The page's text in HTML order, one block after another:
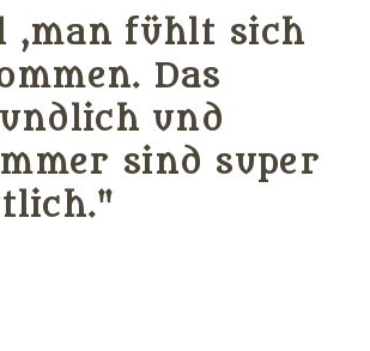
,man fühlt sich
Das
und
sind super